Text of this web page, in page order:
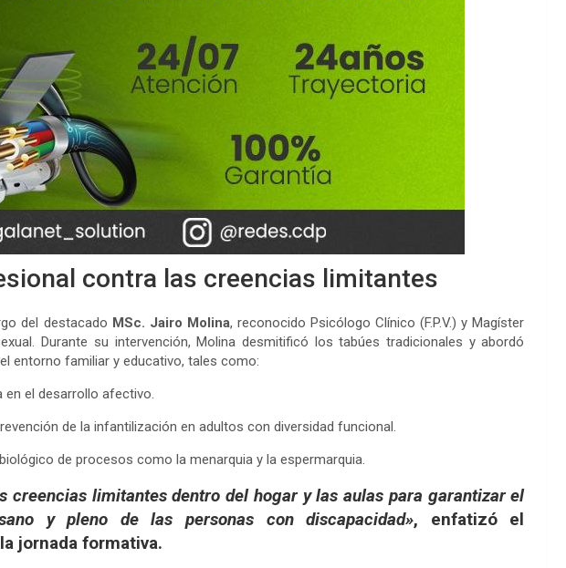
contra las creencias limitantes
del destacado MSc. Jairo Molina, reconocido Psicólogo Clínico (F.P.V.) y Magíster
Durante su intervención, Molina desmitificó los tabúes tradicionales y abordó
entorno familiar y educativo, tales como:
en el desarrollo afectivo.
de la infantilización en adultos con diversidad funcional.
de procesos como la menarquia y la espermarquia.
creencias limitantes dentro del hogar y las aulas para garantizar el
y pleno de las personas con discapacidad», enfatizó el
jornada formativa.